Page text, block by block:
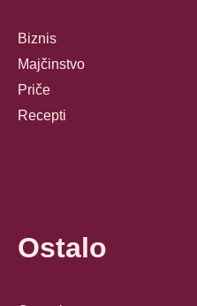
Biznis
Majčinstvo
Priče
Recepti
Ostalo